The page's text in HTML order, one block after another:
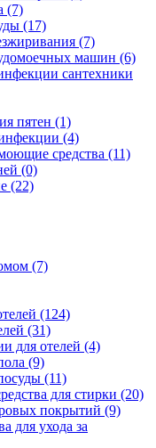
(7)
(17)
(7)
машин (6)
сантехники
пятен (1)
(4)
средства (11)
(0)
(22)
(7)
(124)
(31)
для отелей (4)
(9)
(11)
для стирки (20)
покрытий (9)
для ухода за